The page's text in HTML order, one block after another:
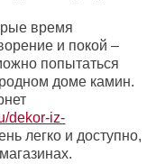
время
и покой –
попытаться
доме камин.
dekor-iz-
легко и доступно,